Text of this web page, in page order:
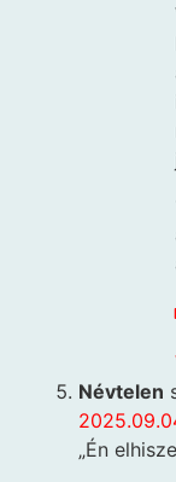
Névtelen
„Én